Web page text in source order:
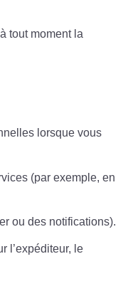
tout moment la
lorsque vous
(par exemple, en
ou des notifications).
l’expéditeur, le